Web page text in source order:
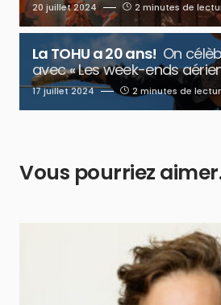
20 juillet 2024 2 minutes de
La TOHU a 20 ans! On
avec « Les week-ends
17 juillet 2024 2 minutes de
Vous pourriez